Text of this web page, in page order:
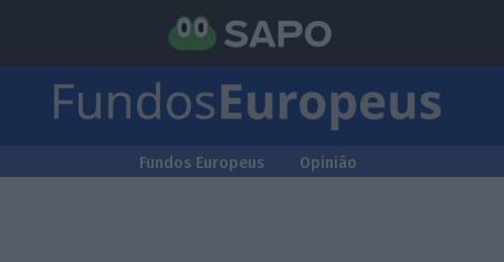
Fundos Europeus Opinião